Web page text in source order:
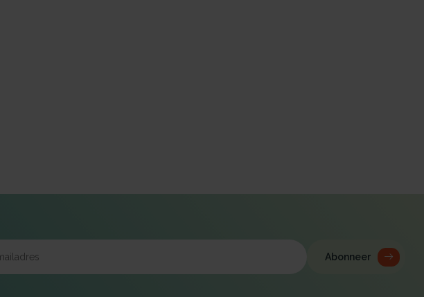
Abonneer